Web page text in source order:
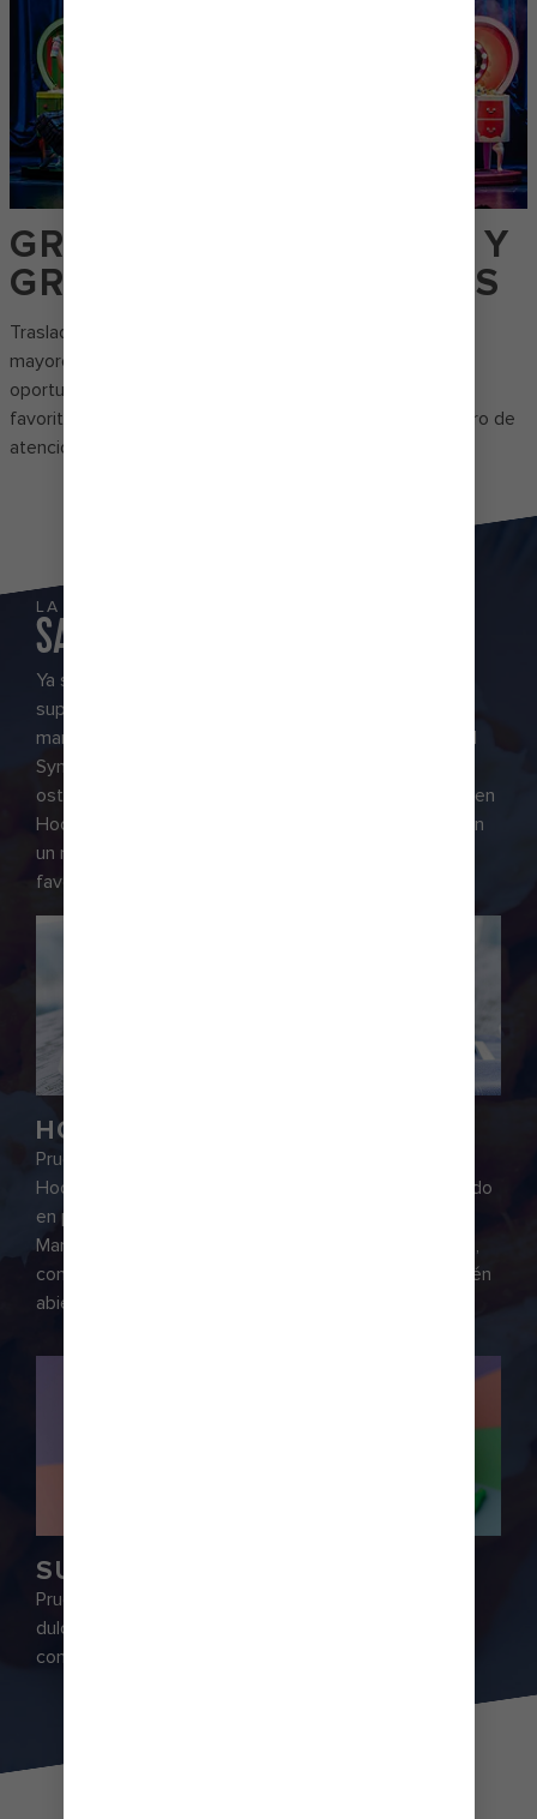
GRANDES CABELLERAS Y
GRANDES MOVIMIENTOS
Traslada tu noche a bordo a Broadway en uno de los
mayores éxitos en escena de la historia:
oportunidad ideal para que disfrutes de tus canciones
favoritas mientras miras cómo Tracy Turnblad es el centro de
atención y persigue sus sueños.
LA MEJOR COMBINACIÓN
SALADO Y DULCE
Ya sea que quieras disfrutar de una cena de calidad
superior o solo tentarte con los dulces, encontrarás
maneras infinitas de complacer tu paladar a bordo del
Symphony of the Seas. Deléitate con clásicos como
ostras recién traídas del mar y otros platos costeros en
Hooked Seafood℠. O, si lo prefieres, date el gusto con
un riquísimo helado o un paquete de tus dulces
favoritos en Sugar Beach℠.
HOOKED SEAFOOD℠
Prueba el verdadero sabor de Nueva Inglaterra en
Hooked Seafood℠, un local gastronómico especializado
en pescado y mariscos. Pasteles de cangrejo de
Maryland crujientes y dorados. Exquisitos sándwiches,
como el sándwich de almeja de Maryland. Ostras recién
abiertas y una barra con otros de tus favoritos.
SUGAR BEACH℠
Prueba todas las golosinas que se te ocurran y otras
dulces sorpresas. Sugar Beach℠ tiene un stock
completo con todas tus golosinas favoritas.